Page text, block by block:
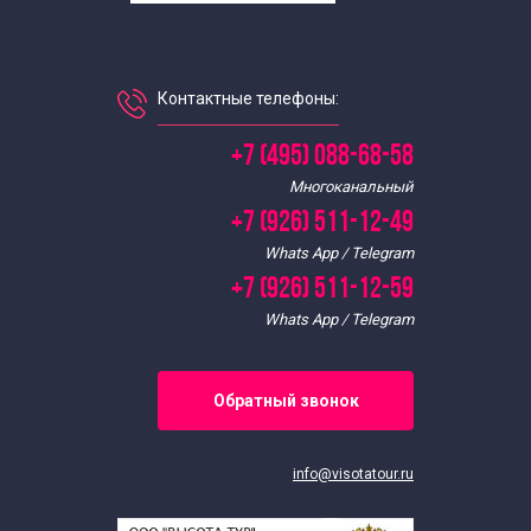
Пешеходные экскурсии по Москве в выходные
Экскурсии по месяцам
Экскурсии по Москве в апреле
Экскурсии по Москве в августе
Пешеходные экскурсии по Москве в августе
Контактные телефоны:
+7 (495) 088-68-58
Многоканальный
+7 (926) 511-12-49
Whats App / Telegram
+7 (926) 511-12-59
Whats App / Telegram
Обратный звонок
info@visotatour.ru